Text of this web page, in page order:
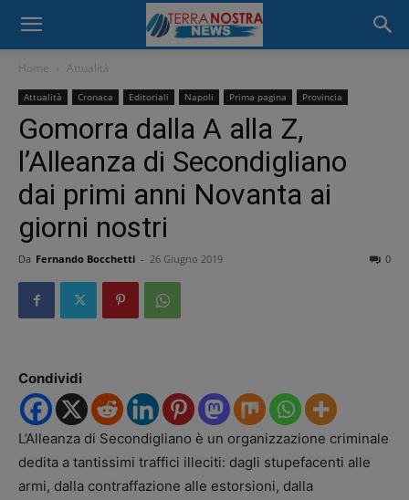
Home Attualità
Attualità Cronaca Editoriali Napoli Prima pagina Provincia
Gomorra dalla A alla Z,
l’Alleanza di Secondigliano
dai primi anni Novanta ai
giorni nostri
Da Fernando Bocchetti - 26 Giugno 2019 0
Condividi
L’Alleanza di Secondigliano è un organizzazione criminale
dedita a tantissimi traffici illeciti: dagli stupefacenti alle
armi, dalla contraffazione alle estorsioni, dalla